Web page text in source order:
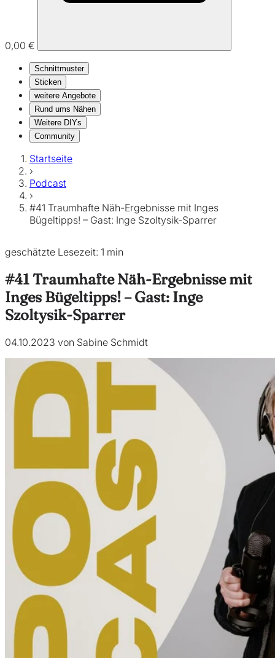
0,00 €
Schnittmuster
Sticken
weitere Angebote
Rund ums Nähen
Weitere DIYs
Community
Startseite
›
Podcast
›
#41 Traumhafte Näh-Ergebnisse mit Inges
Bügeltipps! – Gast: Inge Szoltysik-Sparrer
geschätzte Lesezeit: 1 min
#41 Traumhafte Näh-Ergebnisse mit
Inges Bügeltipps! – Gast: Inge
Szoltysik-Sparrer
04.10.2023 von Sabine Schmidt